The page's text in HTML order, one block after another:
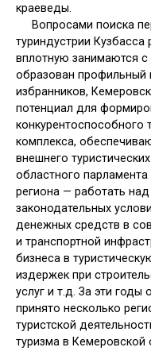
краеведы.
Вопросами поиска
туриндустрии
вплотную занимаются
образован профильный
избранников,
потенциал для
конкурентоспособного
комплекса,
внешнего
областного
региона — работать
законодательных
денежных средств в
и транспортной
бизнеса в
издержек при
услуг и т.д. За эти
принято несколько
туристской
туризма в Кемеровской